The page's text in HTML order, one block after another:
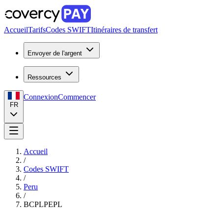
AccueilTarifsCodes SWIFTItinéraires de transfert
Envoyer de l'argent
Ressources
FR
ConnexionCommencer
Accueil
/
Codes SWIFT
/
Peru
/
BCPLPEPL